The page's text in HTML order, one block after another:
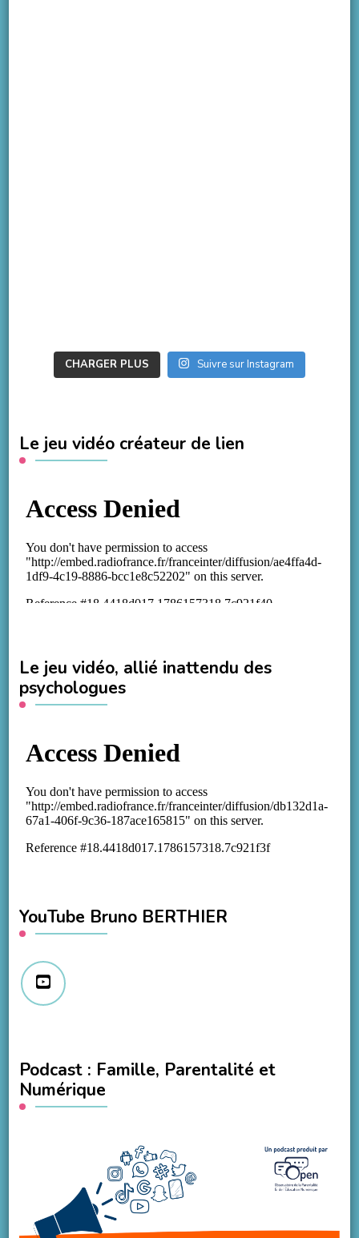
CHARGER PLUS Suivre sur Instagram
Le jeu vidéo créateur de lien
Le jeu vidéo, allié inattendu des
psychologues
YouTube Bruno BERTHIER
Podcast : Famille, Parentalité et
Numérique